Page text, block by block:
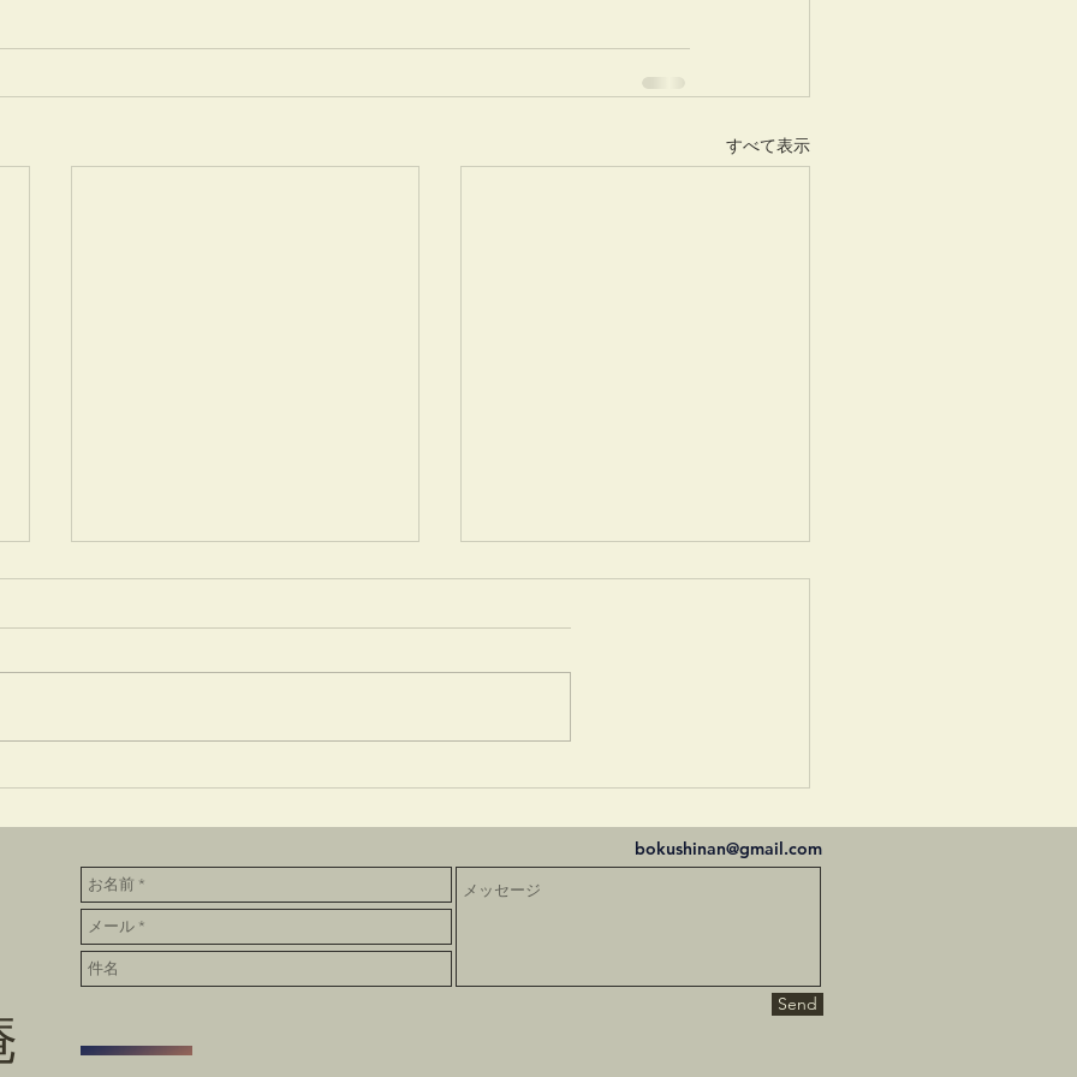
すべて表示
一味神水 竹蒔絵溜棗
bokushinan@gmail.com
Send